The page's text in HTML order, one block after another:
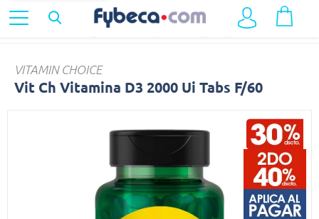
Nutrición y Vitaminas Suplementos y Complementos
VITAMIN CHOICE
Vit Ch Vitamina D3 2000 Ui Tabs F/60